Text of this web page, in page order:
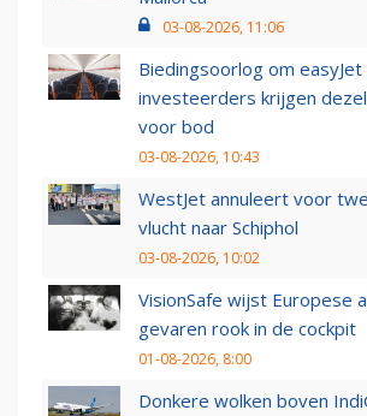
03-08-2026, 11:06
Biedingsoorlog om
investeerders krijgen
voor bod
03-08-2026, 10:43
WestJet annuleert voor
vlucht naar Schiphol
03-08-2026, 10:02
VisionSafe wijst Europese
gevaren rook in de cockpit
01-08-2026, 8:00
Donkere wolken boven